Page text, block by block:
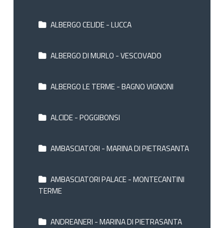
ALBERGO CELIDE - LUCCA
ALBERGO DI MURLO - VESCOVADO
ALBERGO LE TERME - BAGNO VIGNONI
ALCIDE - POGGIBONSI
AMBASCIATORI - MARINA DI PIETRASANTA
AMBASCIATORI PALACE - MONTECANTINI
TERME
ANDREANERI - MARINA DI PIETRASANTA